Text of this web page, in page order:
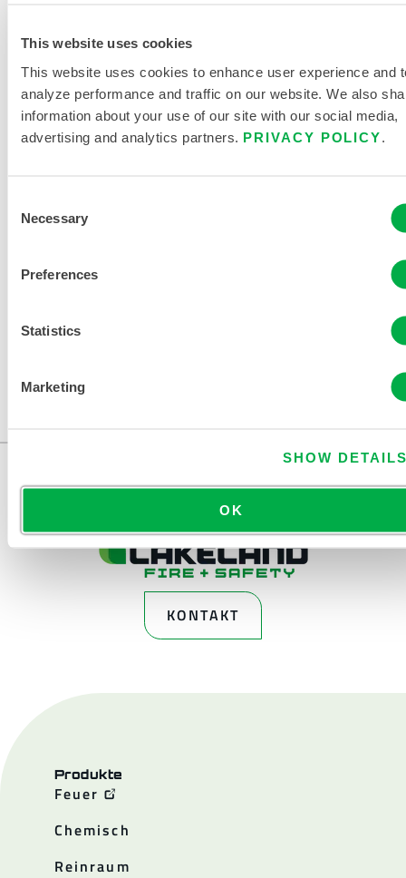
This website uses cookies
This website uses cookies to enhance user experience and
analyze performance and traffic on our website. We also
information about your use of our site with our social media,
advertising and analytics partners. PRIVACY POLICY
Selection
Necessary
Preferences
Statistics
Marketing
SHOW
OK
510-1AGL
Dieses Produkt wird normalerweise nicht in Ihrer Region
ändern.
Dieses Produkt wird normalerweise nicht in Ihrer Region
verkauft. Sie können Ihre Region oben auf der Seite
KONTAKT
Produkte
Feuer
Chemisch
Reinraum